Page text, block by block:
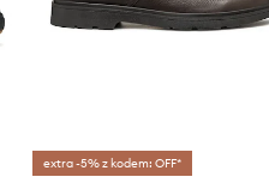
extra -5% z kodem: OFF*